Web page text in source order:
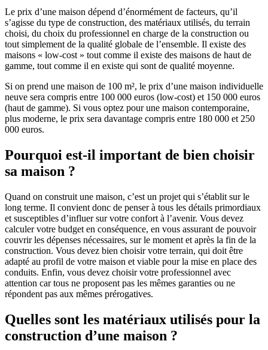
Le prix d’une maison dépend d’énormément de facteurs, qu’il
s’agisse du type de construction, des matériaux utilisés, du terrain
choisi, du choix du professionnel en charge de la construction ou
tout simplement de la qualité globale de l’ensemble. Il existe des
maisons « low-cost » tout comme il existe des maisons de haut de
gamme, tout comme il en existe qui sont de qualité moyenne.
Si on prend une maison de 100 m², le prix d’une maison individuelle
neuve sera compris entre 100 000 euros (low-cost) et 150 000 euros
(haut de gamme). Si vous optez pour une maison contemporaine,
plus moderne, le prix sera davantage compris entre 180 000 et 250
000 euros.
Pourquoi est-il important de bien choisir
sa maison ?
Quand on construit une maison, c’est un projet qui s’établit sur le
long terme. Il convient donc de penser à tous les détails primordiaux
et susceptibles d’influer sur votre confort à l’avenir. Vous devez
calculer votre budget en conséquence, en vous assurant de pouvoir
couvrir les dépenses nécessaires, sur le moment et après la fin de la
construction. Vous devez bien choisir votre terrain, qui doit être
adapté au profil de votre maison et viable pour la mise en place des
conduits. Enfin, vous devez choisir votre professionnel avec
attention car tous ne proposent pas les mêmes garanties ou ne
répondent pas aux mêmes prérogatives.
Quelles sont les matériaux utilisés pour la
construction d’une maison ?